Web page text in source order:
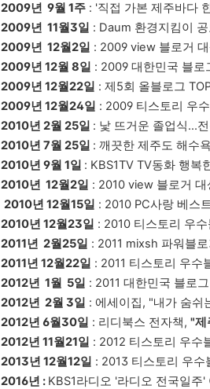
2009년 9월 1주 : '직접 가본 제주바다
2009년 11월3일 : Daum 환경지킴이
2009년 12월2일 : 2009 view 블로거
2009년 12월 8일 : 2009 대한민국 블로
2009년 12월22일 : 제5회 올블로그
2009년 12월24일 : 2009 티스토리 우
2010년 2월 25일 : 낯 뜨거운 졸업식...
2010년 7월 25일 : 깨끗한 제주도 해수
2010년 9월 1일 : KBS1TV TV동화 행복
2010년 12월2일 : 2010 view 블로거
2010년 12월15일 : 2010 PC사랑 베스
2010년 12월23일 : 2010 티스토리 우
2011년 2월25일 : 2011 mixsh 파워블
2011년 12월22일 : 2011 티스토리 우수
2012년 1월 5일 : 2011 대한민국 블로
2012년 2월 3일 : 에세이집, "내가 숨쉬
2012년 6월30일 : 리디북스 전자책, "제
2012년 11월21일 : 2012 티스토리 우수
2013년 12월12일 : 2013 티스토리 우수
2016년 : KBS1라디오 '라디오 전국일